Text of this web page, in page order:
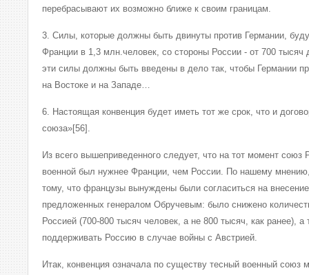
перебрасывают их возможно ближе к своим границам.
3. Силы, которые должны быть двинуты против Германии,
Франции в 1,3 млн.человек, со стороны России - от 700 тысяч
эти силы должны быть введены в дело так, чтобы Германии
на Востоке и на Западе…
6. Настоящая конвенция будет иметь тот же срок, что и
союза»[56].
Из всего вышеприведенного следует, что на тот момент союз
военной был нужнее Франции, чем России. По нашему
тому, что французы вынуждены были согласиться на
предложенных генералом Обручевым: было снижено
Россией (700-800 тысяч человек, а не 800 тысяч, как ранее),
поддерживать Россию в случае войны с Австрией.
Итак, конвенция означала по существу тесный военный союз